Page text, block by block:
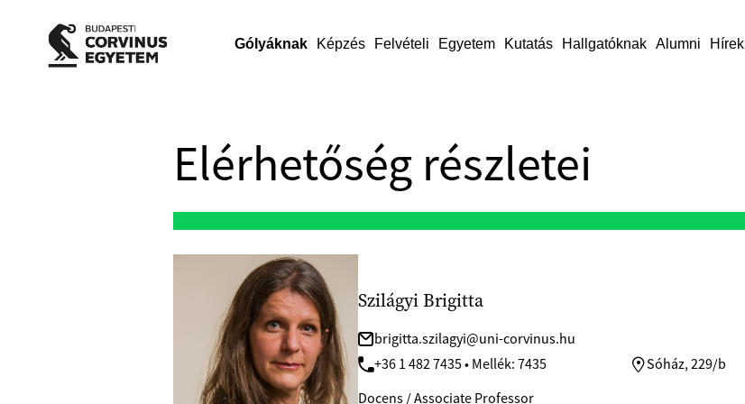
Gólyáknak Képzés Felvételi Egyetem Kutatás Hallgatóknak Alumni Hírek
Elérhetőség részletei
Szilágyi Brigitta
brigitta.szilagyi@uni-corvinus.hu
+36 1 482 7435 • Mellék: 7435
Sóház, 229/b
Docens / Associate Professor